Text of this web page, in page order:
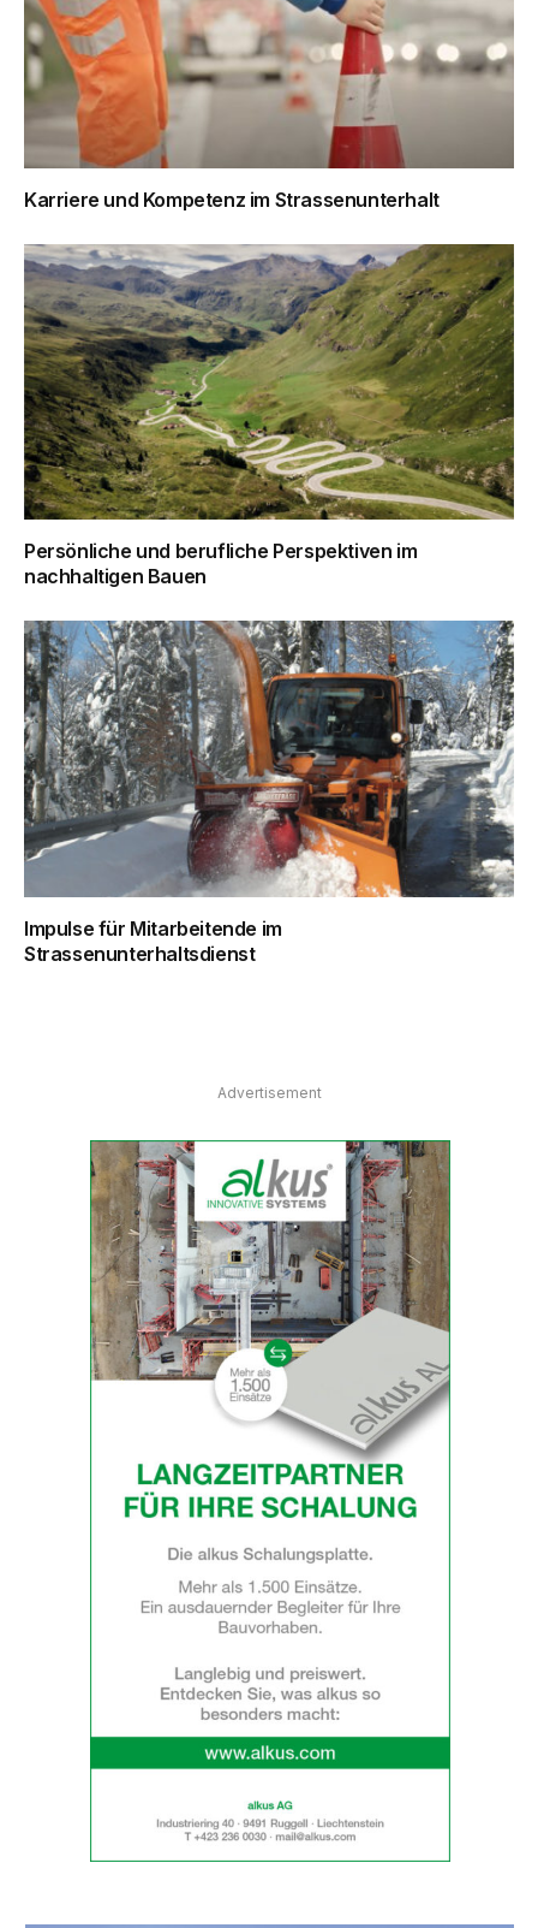
Karriere und Kompetenz im Strassenunterhalt
Persönliche und berufliche Perspektiven im
nachhaltigen Bauen
Impulse für Mitarbeitende im
Strassenunterhaltsdienst
Advertisement